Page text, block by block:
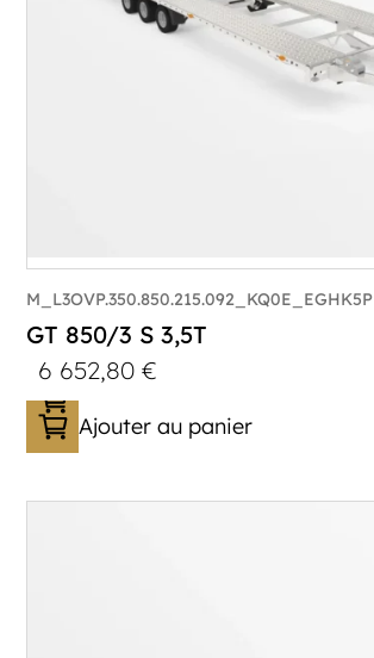
M_L3OVP.350.850.215.092_KQ0E_EGHK5P
GT 850/3 S 3,5T
6 652,80€
Ajouter au panier